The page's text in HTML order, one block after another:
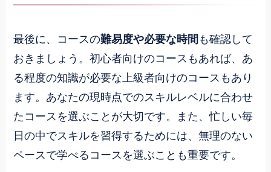
最後に、コースの難易度や必要な時間 も確認して
おきましょう。初心者向けのコースもあれば、あ
る程度の知識が必要な上級者向けのコースもあり
ます。あなたの現時点でのスキルレベルに合わせ
たコースを選ぶことが大切です。また、忙しい毎
日の中でスキルを習得するためには、無理のない
ペースで学べるコースを選ぶことも重要です。